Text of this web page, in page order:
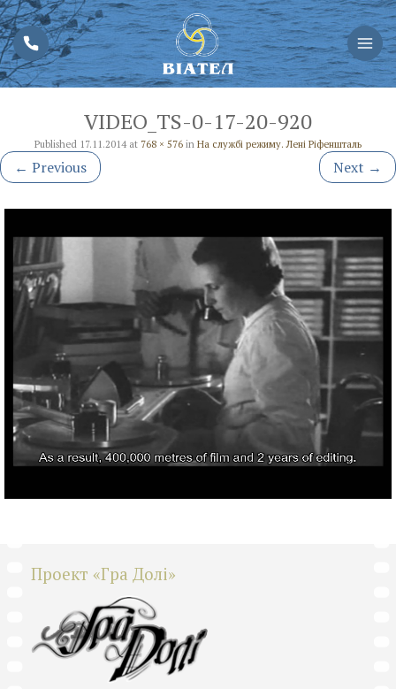
VIDEO_TS-0-17-20-920
Published 17.11.2014at 768 × 576 in На службі режиму. Лені Ріфеншталь
← Previous Next →
Проект «Гра Долі»